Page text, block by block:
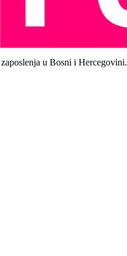
u Bosni i Hercegovini.